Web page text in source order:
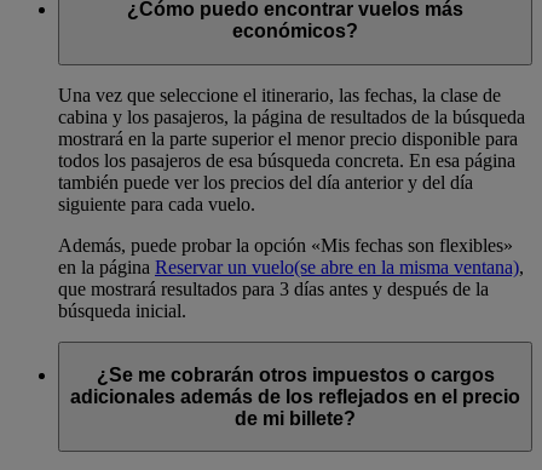
¿Cómo puedo encontrar vuelos más
económicos?
Una vez que seleccione el itinerario, las fechas, la clase de
cabina y los pasajeros, la página de resultados de la búsqueda
mostrará en la parte superior el menor precio disponible para
todos los pasajeros de esa búsqueda concreta. En esa página
también puede ver los precios del día anterior y del día
siguiente para cada vuelo.
Además, puede probar la opción «Mis fechas son flexibles»
en la página Reservar un vuelo(se abre en la misma ventana),
que mostrará resultados para 3 días antes y después de la
búsqueda inicial.
¿Se me cobrarán otros impuestos o cargos
adicionales además de los reflejados en el precio
de mi billete?